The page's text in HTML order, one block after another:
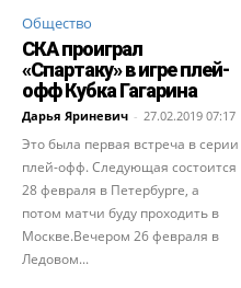
Общество
СКА проиграл
«Спартаку» в игре плей-
офф Кубка Гагарина
Дарья Яриневич - 27.02.2019 07:17
Это была первая встреча в серии
плей-офф. Следующая состоится
28 февраля в Петербурге, а
потом матчи буду проходить в
Москве.Вечером 26 февраля в
Ледовом...